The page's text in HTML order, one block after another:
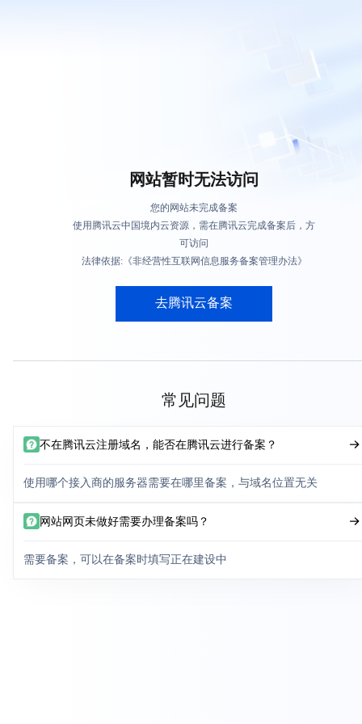
网站暂时无法访问
您的网站未完成备案
使用腾讯云中国境内云资源，需在腾讯云完成备案后，方
可访问
法律依据:《非经营性互联网信息服务备案管理办法》
去腾讯云备案
常见问题
不在腾讯云注册域名，能否在腾讯云进行备案？
使用哪个接入商的服务器需要在哪里备案，与域名位置无关
网站网页未做好需要办理备案吗？
需要备案，可以在备案时填写正在建设中